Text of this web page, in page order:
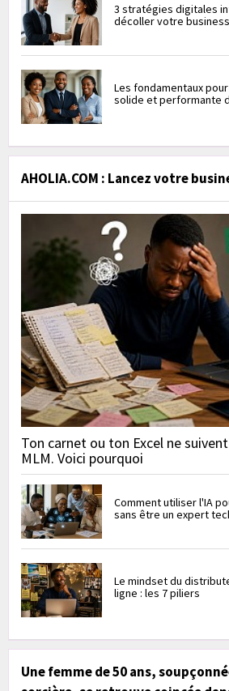
3 stratégies digitales
décoller votre business
Les fondamentaux
solide et performante
AHOLIA.COM : Lancez votre
Ton carnet ou ton Excel ne
MLM. Voici pourquoi
Comment utiliser l'IA
sans être un expert
Le mindset du
ligne : les 7 piliers
Une femme de 50 ans,